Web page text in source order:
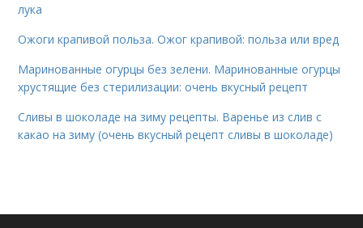
лука
Ожоги крапивой польза. Ожог крапивой: польза или вред
Маринованные огурцы без зелени. Маринованные огурцы
хрустящие без стерилизации: очень вкусный рецепт
Сливы в шоколаде на зиму рецепты. Варенье из слив с
какао на зиму (очень вкусный рецепт сливы в шоколаде)